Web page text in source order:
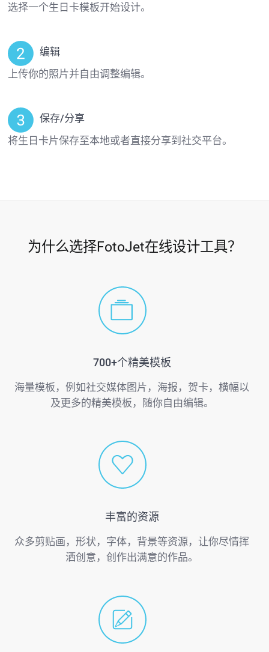
选择一个生日卡模板开始设计。
编辑
上传你的照片并自由调整编辑。
保存/分享
将生日卡片保存至本地或者直接分享到社交平台。
为什么选择FotoJet在线设计工具？
700+个精美模板
海量模板，例如社交媒体图片，海报，贺卡，横幅以
及更多的精美模板，随你自由编辑。
丰富的资源
众多剪贴画，形状，字体，背景等资源，让你尽情挥
洒创意，创作出满意的作品。